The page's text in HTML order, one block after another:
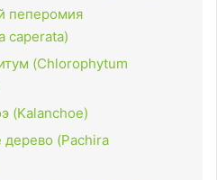
пеперомия
caperata)
(Chlorophytum
(Kalanchoe)
дерево (Pachira